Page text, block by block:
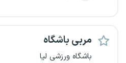
مربی باشگاه
باشگاه ورزشی لیا